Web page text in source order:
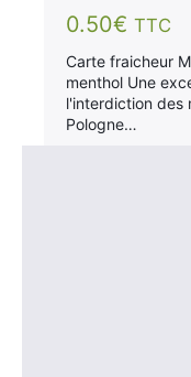
Note5.00sur
5
0.50€ TTC
Carte fraicheur
menthol Une
l'interdiction des
Pologne…